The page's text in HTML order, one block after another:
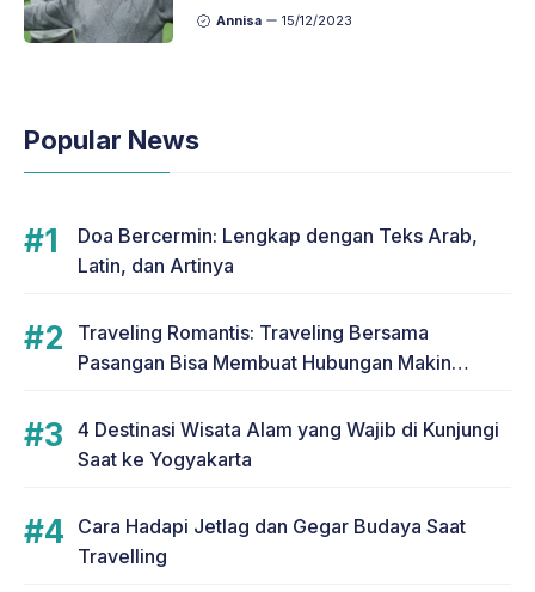
Annisa 15/12/2023
Popular News
Doa Bercermin: Lengkap dengan Teks Arab,
Latin, dan Artinya
Traveling Romantis: Traveling Bersama
Pasangan Bisa Membuat Hubungan Makin
4 Destinasi Wisata Alam yang Wajib di Kunjungi
Saat ke Yogyakarta
Cara Hadapi Jetlag dan Gegar Budaya Saat
Travelling